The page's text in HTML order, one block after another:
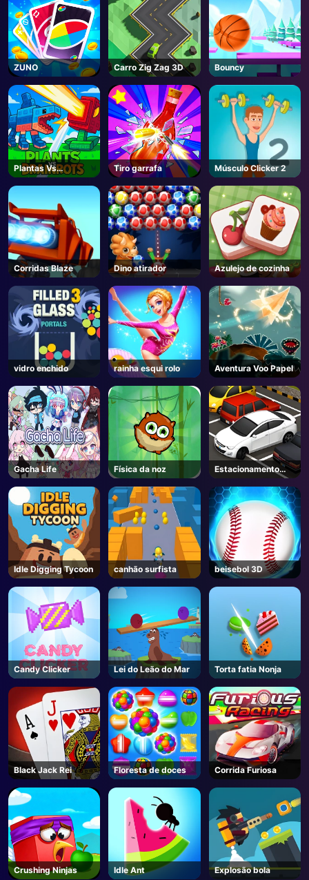
AD
ZUNO Carro Zig Zag 3D Bouncy
Plantas Vs
Brainrots -
Game
Tiro garrafa Músculo Clicker 2
Corridas Blaze Dino atirador Azulejo de cozinha
vidro enchido rainha esqui rolo Aventura Voo Papel
Gacha Life Física da noz
Estacionamento
Idle Digging Tycoon canhão surfista beisebol 3D
Candy Clicker Lei do Leão do Mar Torta fatia Nonja
Black Jack Rei Floresta de doces Corrida Furiosa
Crushing Ninjas Idle Ant Explosão bola